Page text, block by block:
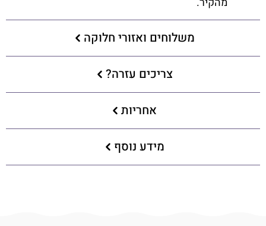
משלוחים ואזורי חלוקה
צריכים עזרה?
אחריות
מידע נוסף